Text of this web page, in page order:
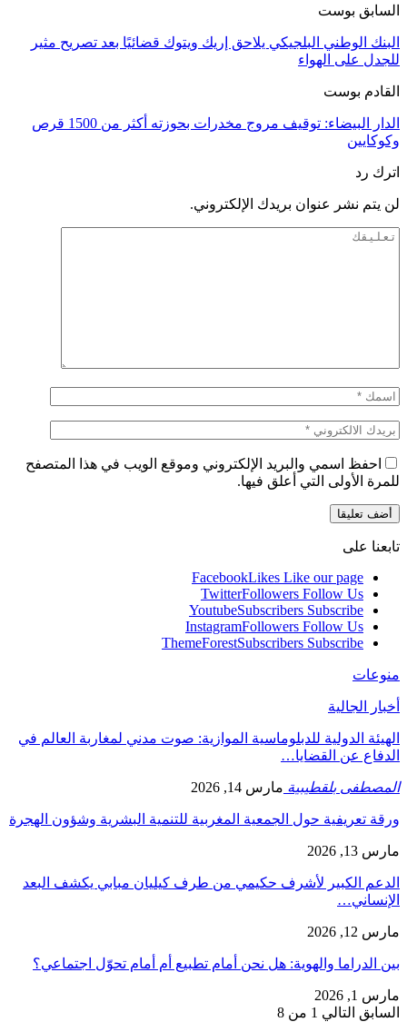
السابق بوست
البنك الوطني البلجيكي يلاحق إريك ويتوك قضائيًا بعد تصريح مثير
للجدل على الهواء
القادم بوست
الدار البيضاء: توقيف مروج مخدرات بحوزته أكثر من 1500 قرص
وكوكايين
اترك رد
لن يتم نشر عنوان بريدك الإلكتروني.
احفظ اسمي والبريد الإلكتروني وموقع الويب في هذا المتصفح
للمرة الأولى التي أعلق فيها.
تابعنا على
FacebookLikes Like our page
TwitterFollowers Follow Us
YoutubeSubscribers Subscribe
InstagramFollowers Follow Us
ThemeForestSubscribers Subscribe
منوعات
أخبار الجالية
الهيئة الدولية للدبلوماسية الموازية: صوت مدني لمغاربة العالم في
الدفاع عن القضايا…
المصطفى بلقطيبية مارس 14, 2026
ورقة تعريفية حول الجمعية المغربية للتنمية البشرية وشؤون الهجرة
مارس 13, 2026
الدعم الكبير لأشرف حكيمي من طرف كيليان مبابي يكشف البعد
الإنساني…
مارس 12, 2026
بين الدراما والهوية: هل نحن أمام تطبيع أم أمام تحوّل اجتماعي؟
مارس 1, 2026
السابق التالي 1 من 8